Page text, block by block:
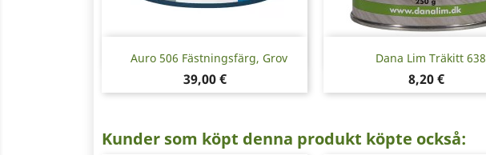
Auro 506 Fästningsfärg, Grov
Pris
39,00 €
Snabbvy Dana Lim Träkitt 638
Pris
8,20 €
Snabbvy
Kunder som köpt denna produkt köpte också: